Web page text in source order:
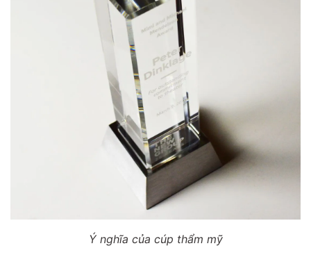
Ý nghĩa của cúp thẩm mỹ